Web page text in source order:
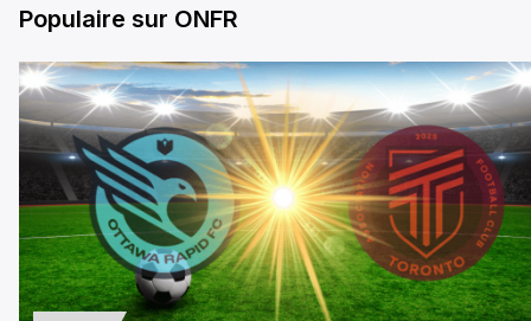
Populaire sur ONFR